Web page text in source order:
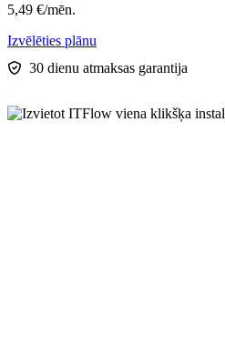
5,49 €/mēn.
Izvēlēties plānu
30 dienu atmaksas garantija